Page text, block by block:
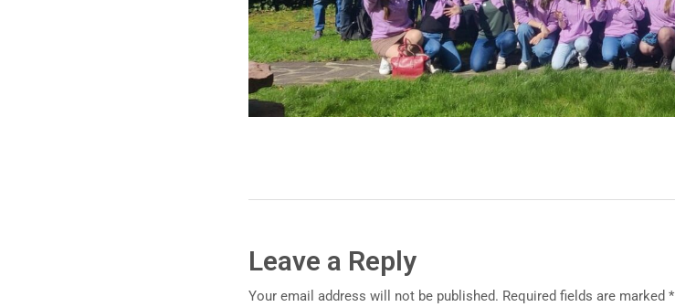
Leave a Reply
Your email address will not be published. Required fields are marked *